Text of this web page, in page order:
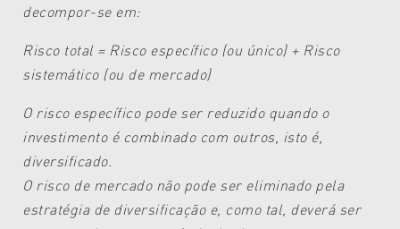
decompor-se em:
Risco total = Risco específico (ou único) + Risco
sistemático (ou de mercado)
O risco específico pode ser reduzido quando o
investimento é combinado com outros, isto é,
diversificado.
O risco de mercado não pode ser eliminado pela
estratégia de diversificação e, como tal, deverá ser